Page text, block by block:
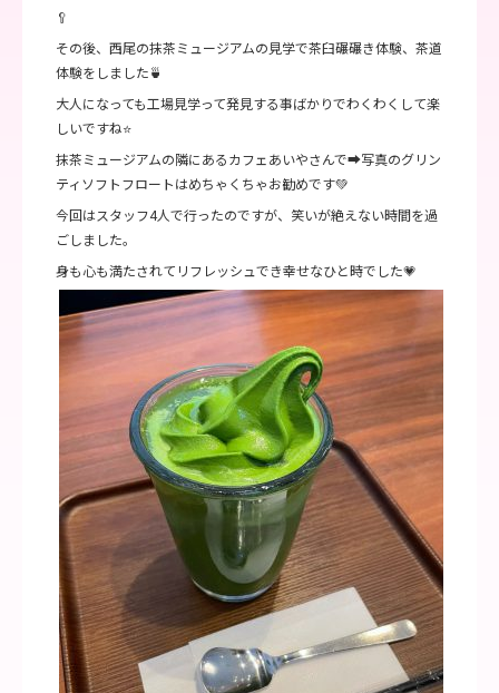
🥄
その後、西尾の抹茶ミュージアムの見学で茶臼碾碾き体験、茶道
体験をしました🍵
大人になっても工場見学って発見する事ばかりでわくわくして楽
しいですね⭐
抹茶ミュージアムの隣にあるカフェあいやさんで➡写真のグリン
ティソフトフロートはめちゃくちゃお勧めです💚
今回はスタッフ4人で行ったのですが、笑いが絶えない時間を過
ごしました。
身も心も満たされてリフレッシュでき幸せなひと時でした💗